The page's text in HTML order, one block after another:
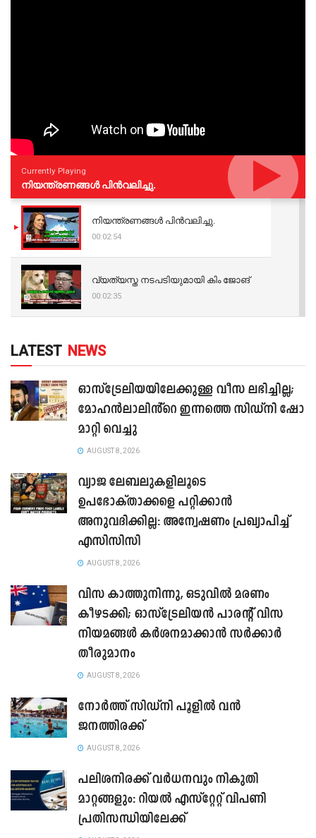
Currently Playing
നിയന്ത്രണങ്ങള്‍ പിന്‍വലിച്ചു.
നിയന്ത്രണങ്ങള്‍ പിന്‍വലിച്ചു.
00:02:54
വ്യത്യസ്ത നടപടിയുമായി കിം ജോങ്
00:02:35
LATEST NEWS
ഓസ്‌ട്രേലിയയിലേക്കുള്ള വീസ ലഭിച്ചില്ല;
മോഹൻലാലിൻ്റെ ഇന്നത്തെ സിഡ്നി ഷോ
മാറ്റി വെച്ചു
AUGUST 8, 2026
വ്യാജ ലേബലുകളിലൂടെ
ഉപഭോക്താക്കളെ പറ്റിക്കാൻ
അനുവദിക്കില്ല: അന്വേഷണം പ്രഖ്യാപിച്ച്
എസിസിസി
AUGUST 8, 2026
വിസ കാത്തുനിന്നു, ഒടുവിൽ മരണം
കീഴടക്കി; ഓസ്‌ട്രേലിയൻ പാരന്റ് വിസ
നിയമങ്ങൾ കർശനമാക്കാൻ സർക്കാർ
തീരുമാനം
AUGUST 8, 2026
നോർത്ത് സിഡ്നി പൂളിൽ വൻ
ജനത്തിരക്ക്
AUGUST 8, 2026
പലിശനിരക്ക് വർധനവും നികുതി
മാറ്റങ്ങളും: റിയൽ എസ്റ്റേറ്റ് വിപണി
പ്രതിസന്ധിയിലേക്ക്